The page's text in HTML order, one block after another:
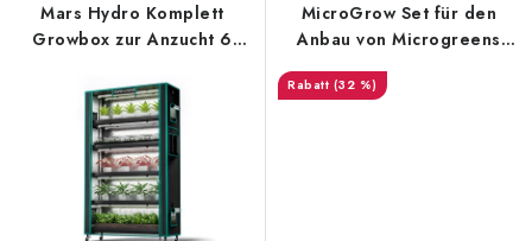
Mars Hydro Komplett
Growbox zur Anzucht 6
MicroGrow Set für den
Anbau von Microgreens
16W
(32 %)